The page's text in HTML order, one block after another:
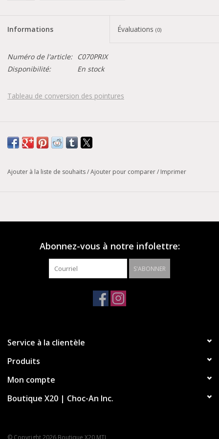
Informations Évaluations (0)
Numéro de l'article:
C070PRIX
Disponibilité:
En stock
Tableau de conversion des pointures
Ajouter à la liste de souhaits/Ajouter pour comparer/ Imprimer
Abonnez-vous à notre infolettre:
S'ABONNER
Service à la clientèle
Produits
Mon compte
Boutique X20 | Choc-An Inc.